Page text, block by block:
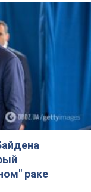
раке
внимания